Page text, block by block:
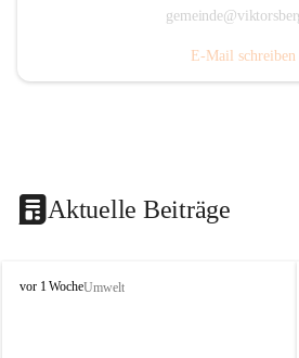
E-Mail schreiben
Aktuelle Beiträge
V
vor 1 WocheUmwelt